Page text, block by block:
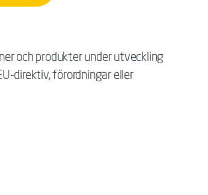
och produkter under utveckling
direktiv, förordningar eller